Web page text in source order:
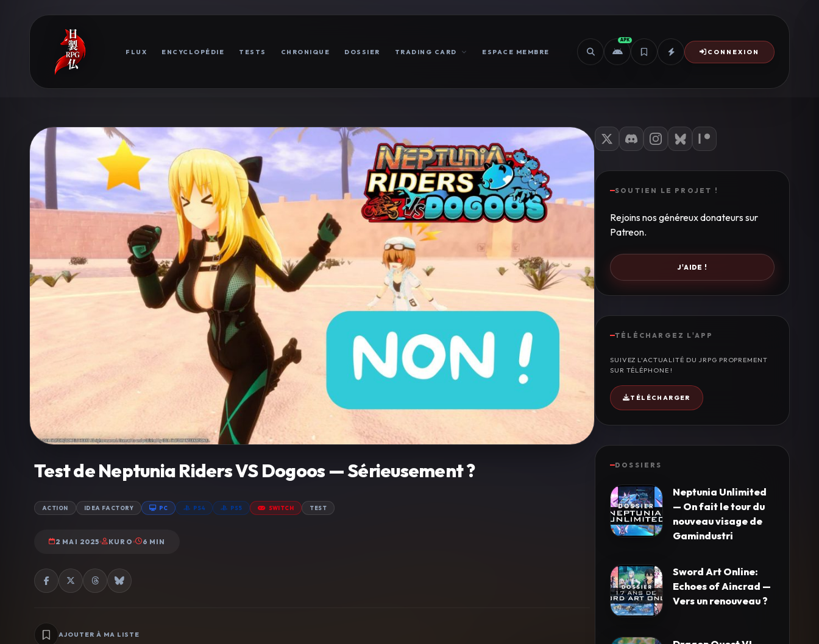
FLUX ENCYCLOPÉDIE TESTS CHRONIQUE DOSSIER TRADING CARD ESPACE MEMBRE
APK
CONNEXION
Test de Neptunia Riders VS Dogoos — Sérieusement ?
ACTION IDEA FACTORY PC PS4 PS5 SWITCH TEST
2 MAI 2025 KURO 6 MIN
AJOUTER À MA LISTE
SOUTIEN LE PROJET !
Rejoins nos généreux donateurs sur
Patreon.
J'AIDE !
TÉLÉCHARGEZ L'APP
SUIVEZ L'ACTUALITÉ DU JRPG PROPREMENT
SUR TÉLÉPHONE !
TÉLÉCHARGER
DOSSIERS
Neptunia Unlimited
— On fait le tour du
nouveau visage de
Gamindustri
Sword Art Online:
Echoes of Aincrad —
Vers un renouveau ?